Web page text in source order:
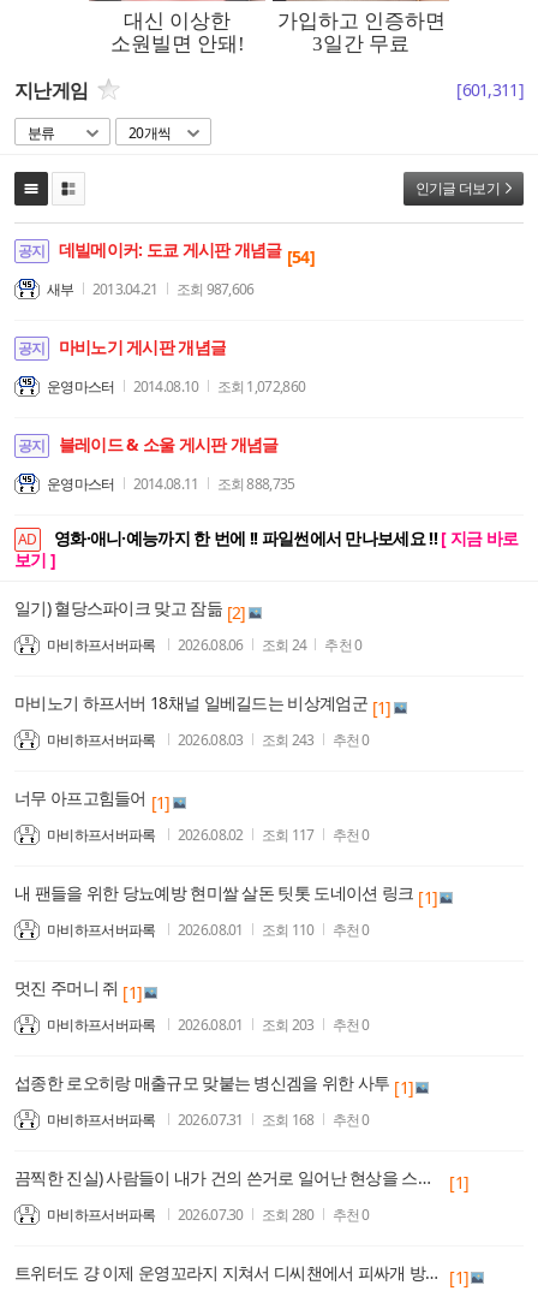
지난게임 [601,311]
분류 20개씩
인기글 더보기
공지 데빌메이커: 도쿄 게시판 개념글 [54]
새부 2013.04.21 조회 987,606
공지 마비노기 게시판 개념글
운영마스터 2014.08.10 조회 1,072,860
공지 블레이드 & 소울 게시판 개념글
운영마스터 2014.08.11 조회888,735
AD 영화·애니·예능까지 한 번에 !! 파일썬에서 만나보세요 !! [ 지금 바로
보기 ]
일기) 혈당스파이크 맞고 잠듦 [2]
마비하프서버파록 2026.08.06 조회 24 추천0
마비노기 하프서버 18채널 일베길드는 비상계엄군 [1]
마비하프서버파록 2026.08.03 조회 243 추천0
너무 아프고힘들어 [1]
마비하프서버파록 2026.08.02 조회 117 추천0
내 팬들을 위한 당뇨예방 현미쌀 살돈 팃톳 도네이션 링크 [1]
마비하프서버파록 2026.08.01 조회 110 추천0
멋진 주머니 쥐 [1]
마비하프서버파록 2026.08.01 조회 203 추천0
섭종한 로오히랑 매출규모 맞붙는 병신겜을 위한 사투 [1]
마비하프서버파록 2026.07.31 조회 168 추천0
끔찍한 진실) 사람들이 내가 건의 쓴거로 일어난 현상을 스킬추가 밸패 주기나 관리로 착각한다 [1]
마비하프서버파록 2026.07.30 조회 280 추천0
트위터도 걍 이제 운영꼬라지 지쳐서 디씨챈에서 피싸개 방역이라면서 억지 여자 배척 떡밥일으키는거 물지나 않으면 버틴다하네 [1]